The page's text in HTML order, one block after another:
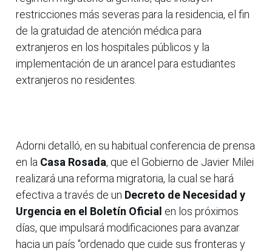
restricciones más severas para la residencia, el fin
de la gratuidad de atención médica para
extranjeros en los hospitales públicos y la
implementación de un arancel para estudiantes
extranjeros no residentes.
Adorni detalló, en su habitual conferencia de prensa
en la Casa Rosada, que el Gobierno de Javier Milei
realizará una reforma migratoria, la cual se hará
efectiva a través de un Decreto de Necesidad y
Urgencia en el Boletín Oficial en los próximos
días, que impulsará modificaciones para avanzar
hacia un país "ordenado que cuide sus fronteras y